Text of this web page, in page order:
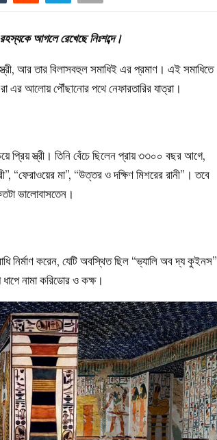
আগলে রেখেছে নিঃশব্দে।
আর তার বিলাসবহুল সমাধিই এর প্রমাণ। এই সমাধিতে
এর আলোয় পৌঁছানোর পথে নেফারতারির যাত্রা।
প্রিয় স্ত্রী। তিনি বেঁচে ছিলেন প্রায় ৩৩০০ বছর আগে,
“ফেরাওয়ের মা”, “উত্তর ও দক্ষিণ মিশরের রানী”। তবে
ভালোবাসতেন।
নির্মাণ করেন, যেটি অবস্থিত ছিল “ভ্যালি অব দ্য কুইনস”
নামা করিডোর ও কক্ষ।